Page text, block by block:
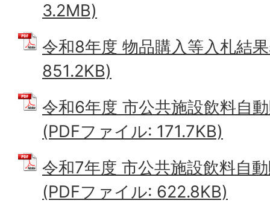
3.2MB)
令和8年度 物品購入等入札結
851.2KB)
令和6年度 市公共施設飲料自
(PDFファイル: 171.7KB)
令和7年度 市公共施設飲料自
(PDFファイル: 622.8KB)